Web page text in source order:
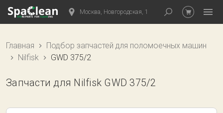
Москва, Новгородская, 1
Главная
Подбор запчастей для поломоечных машин
Nilfisk
GWD 375/2
Запчасти для Nilfisk GWD 375/2